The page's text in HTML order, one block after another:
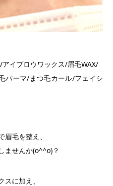
ブロウワックス/眉毛WAX/
パーマ/まつ毛カール/フェイシ
毛を整え、
ませんか(o^^o)？
に加え、